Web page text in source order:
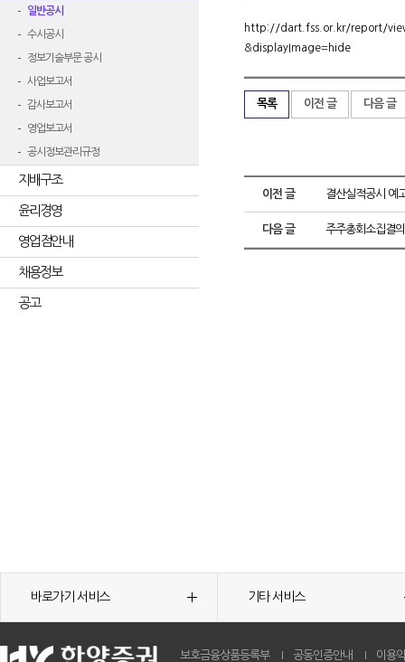
일반공시
수시공시
정보기술부문 공시
사업보고서
감사보고서
영업보고서
공시정보관리규정
지배구조
윤리경영
영업점안내
채용정보
공고
http://dart.fss.or.kr/report/
&displayImage=hide
목록 이전 글 다음 글
이전 글 결산실적공시 예
다음 글 주주총회소집결의
바로가기 서비스 기타 서비스
보호금융상품등록부 공동인증안내 이용